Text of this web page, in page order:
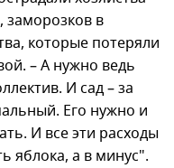
в
которые потеряли
– А нужно ведь
И сад – за
Его нужно и
И все эти расходы
яблока, а в минус".